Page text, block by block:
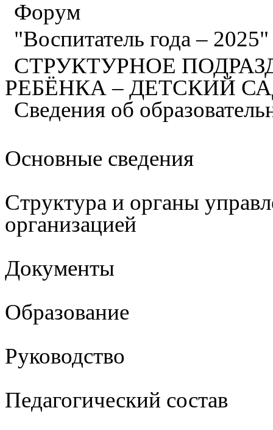
Форум
"Воспитатель года –
СТРУКТУРНОЕ
РЕБЁНКА – ДЕТСКИЙ
Сведения об
Основные сведения
Структура и органы
организацией
Документы
Образование
Руководство
Педагогический состав